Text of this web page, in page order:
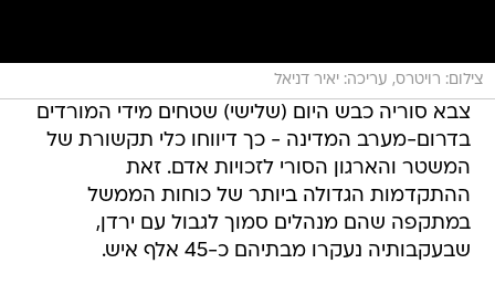
צילום: רויטרס, עריכה: יאיר דניאל
צבא סוריה כבש היום (שלישי) שטחים מידי המורדים
בדרום-מערב המדינה - כך דיווחו כלי תקשורת של
המשטר והארגון הסורי לזכויות אדם. זאת
ההתקדמות הגדולה ביותר של כוחות הממשל
במתקפה שהם מנהלים סמוך לגבול עם ירדן,
שבעקבותיה נעקרו מבתיהם כ-45 אלף איש.